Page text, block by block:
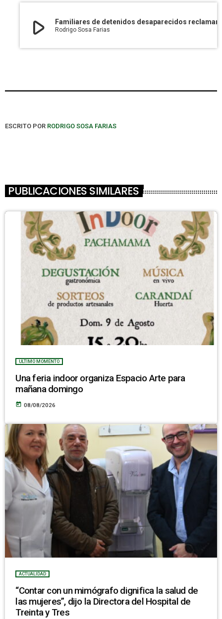
play_arrow Rodrigo Sosa Farias
ESCRITO POR RODRIGO SOSA FARIAS
PUBLICACIONES SIMILARES
ULTIMO MOMENTO
Una feria indoor organiza Espacio Arte para
mañana domingo
today 08/08/2026
ACTUALIDAD
“Contar con un mimógrafo dignifica la salud de
las mujeres”, dijo la Directora del Hospital de
Treinta y Tres